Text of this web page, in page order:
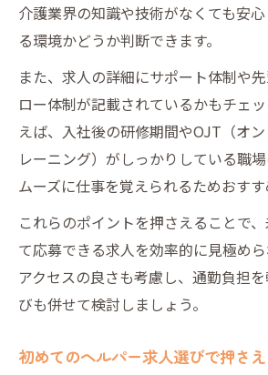
介護業界の知識や技術がなくても安
る環境かどうか判断できます。
また、求人の詳細にサポート体制や
ロー体制が記載されているかもチェ
えば、入社後の研修期間やOJT（オ
レーニング）がしっかりしている職
ムーズに仕事を覚えられるためおすす
これらのポイントを押さえることで
て応募できる求人を効率的に見極め
アクセスの良さも考慮し、通勤負担
びも併せて検討しましょう。
初めてのヘルパー求人選びで押さ